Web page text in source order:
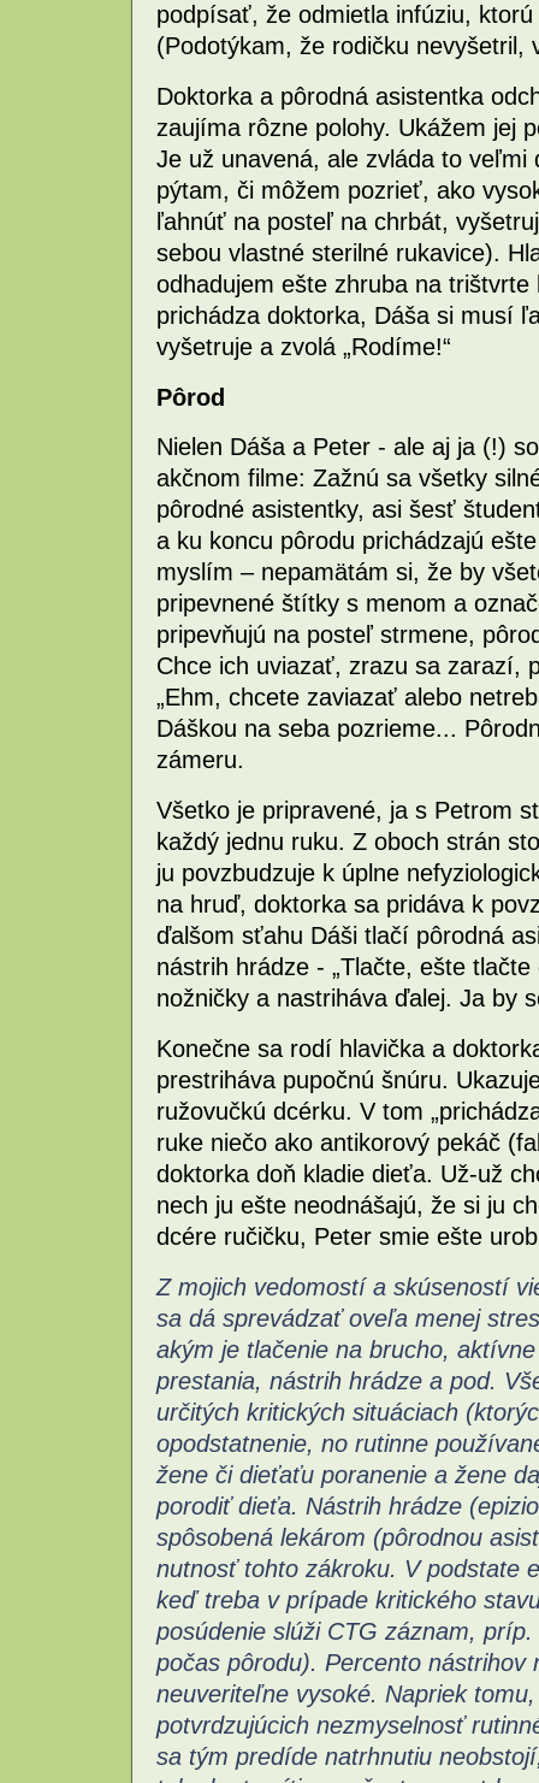
podpísať, že odmietla infúziu,
(Podotýkam, že rodičku nevyšetril,
Doktorka a pôrodná asistentka
zaujíma rôzne polohy. Ukážem jej
Je už unavená, ale zvláda to
pýtam, či môžem pozrieť, ako
ľahnúť na posteľ na chrbát,
sebou vlastné sterilné rukavice).
odhadujem ešte zhruba na
prichádza doktorka, Dáša si musí
vyšetruje a zvolá „Rodíme!“
Pôrod
Nielen Dáša a Peter - ale aj ja (!)
akčnom filme: Zažnú sa všetky
pôrodné asistentky, asi šesť
a ku koncu pôrodu prichádzajú
myslím – nepamätám si, že by
pripevnené štítky s menom a
pripevňujú na posteľ strmene,
Chce ich uviazať, zrazu sa zarazí,
„Ehm, chcete zaviazať alebo
Dáškou na seba pozrieme...
zámeru.
Všetko je pripravené, ja s Petrom
každý jednu ruku. Z oboch strán
ju povzbudzuje k úplne
na hruď, doktorka sa pridáva k
ďalšom sťahu Dáši tlačí pôrodná
nástrih hrádze - „Tlačte, ešte
nožničky a nastriháva ďalej. Ja by
Konečne sa rodí hlavička a
prestriháva pupočnú šnúru.
ružovučkú dcérku. V tom
ruke niečo ako antikorový pekáč
doktorka doň kladie dieťa. Už-už
nech ju ešte neodnášajú, že si ju
dcére ručičku, Peter smie ešte
Z mojich vedomostí a skúseností
sa dá sprevádzať oveľa menej
akým je tlačenie na brucho,
prestania, nástrih hrádze a pod.
určitých kritických situáciach
opodstatnenie, no rutinne
žene či dieťaťu poranenie a žene
porodiť dieťa. Nástrih hrádze
spôsobená lekárom (pôrodnou
nutnosť tohto zákroku. V podstate
keď treba v prípade kritického
posúdenie slúži CTG záznam,
počas pôrodu). Percento nástrihov
neuveriteľne vysoké. Napriek
potvrdzujúcich nezmyselnosť
sa tým predíde natrhnutiu